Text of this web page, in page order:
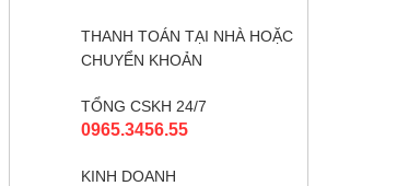
THANH TOÁN TẠI NHÀ HOẶC
CHUYỂN KHOẢN
TỔNG CSKH 24/7
0965.3456.55
KINH DOANH